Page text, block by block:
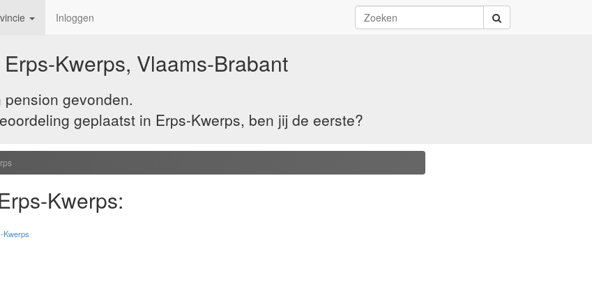
Inloggen
Kwerps, Vlaams-Brabant
gevonden.
geplaatst in Erps-Kwerps, ben jij de eerste?
Kwerps:
Kwerps